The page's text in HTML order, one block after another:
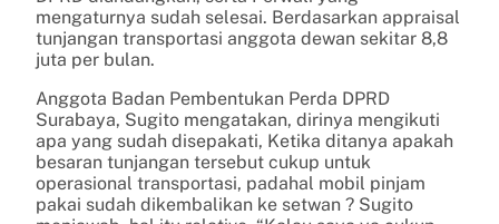
mengaturnya sudah selesai. Berdasarkan appraisal
tunjangan transportasi anggota dewan sekitar 8,8
juta per bulan.
Anggota Badan Pembentukan Perda DPRD
Surabaya, Sugito mengatakan, dirinya mengikuti
apa yang sudah disepakati, Ketika ditanya apakah
besaran tunjangan tersebut cukup untuk
operasional transportasi, padahal mobil pinjam
pakai sudah dikembalikan ke setwan ? Sugito